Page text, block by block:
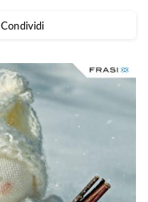
Condividi